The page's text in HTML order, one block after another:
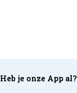
Heb je onze App al?